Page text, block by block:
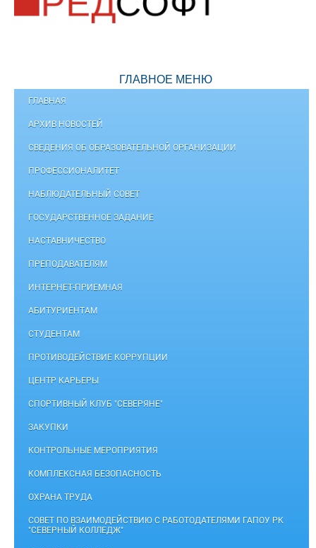
ГЛАВНОЕ МЕНЮ
ГЛАВНАЯ
АРХИВ НОВОСТЕЙ
СВЕДЕНИЯ ОБ ОБРАЗОВАТЕЛЬНОЙ ОРГАНИЗАЦИИ
ПРОФЕССИОНАЛИТЕТ
НАБЛЮДАТЕЛЬНЫЙ СОВЕТ
ГОСУДАРСТВЕННОЕ ЗАДАНИЕ
НАСТАВНИЧЕСТВО
ПРЕПОДАВАТЕЛЯМ
ИНТЕРНЕТ-ПРИЕМНАЯ
АБИТУРИЕНТАМ
СТУДЕНТАМ
ПРОТИВОДЕЙСТВИЕ КОРРУПЦИИ
ЦЕНТР КАРЬЕРЫ
СПОРТИВНЫЙ КЛУБ "СЕВЕРЯНЕ"
ЗАКУПКИ
КОНТРОЛЬНЫЕ МЕРОПРИЯТИЯ
КОМПЛЕКСНАЯ БЕЗОПАСНОСТЬ
ОХРАНА ТРУДА
СОВЕТ ПО ВЗАИМОДЕЙСТВИЮ С РАБОТОДАТЕЛЯМИ ГАПОУ РК
"СЕВЕРНЫЙ КОЛЛЕДЖ"